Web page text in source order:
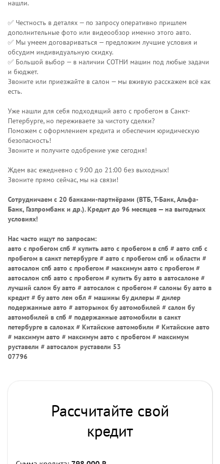
нашли.
✅ Честность в деталях — по запросу оперативно пришлем
дополнительные фото или видеообзор именно этого авто.
✅ Мы умеем договариваться — предложим лучшие условия и
обсудим индивидуальную скидку.
✅ Большой выбор — в наличии СОТНИ машин под любые задачи
и бюджет.
Звоните или приезжайте в салон — мы вживую расскажем всё как
есть.
Уже нашли для себя подходящий авто с пробегом в Санкт-
Петербурге, но переживаете за чистоту сделки?
Поможем с оформлением кредита и обеспечим юридическую
безопасность!
Звоните и получите одобрение уже сегодня!
Ждем вас ежедневно с 9:00 до 21:00 без выходных!
Звоните прямо сейчас, мы на связи!
Сотрудничаем с 20 банками-партнёрами (ВТБ, Т-Банк, Альфа-
Банк, Газпромбанк и др.). Кредит до 96 месяцев — на выгодных
условиях!
Нас часто ищут по запросам:
авто с пробегом спб # купить авто с пробегом в спб # авто спб с
пробегом в санкт петербурге # авто с пробегом спб и области #
автосалон спб авто с пробегом # максимум авто с пробегом #
автосалон спб авто с пробегом # купить бу авто в автосалоне #
лучший салон бу авто # автосалон с пробегом # салоны бу авто в
кредит # бу авто лен обл # машины бу дилеры # дилер
подержанные авто # авторынок бу автомобилей # салон бу
автомобилей в спб # подержанные автомобили в санкт
петербурге в салонах # Китайские автомобили # Китайские авто
# максимум авто # максимум авто с пробегом # максимум
руставели # автосалон руставели 53
07796
Рассчитайте свой
кредит